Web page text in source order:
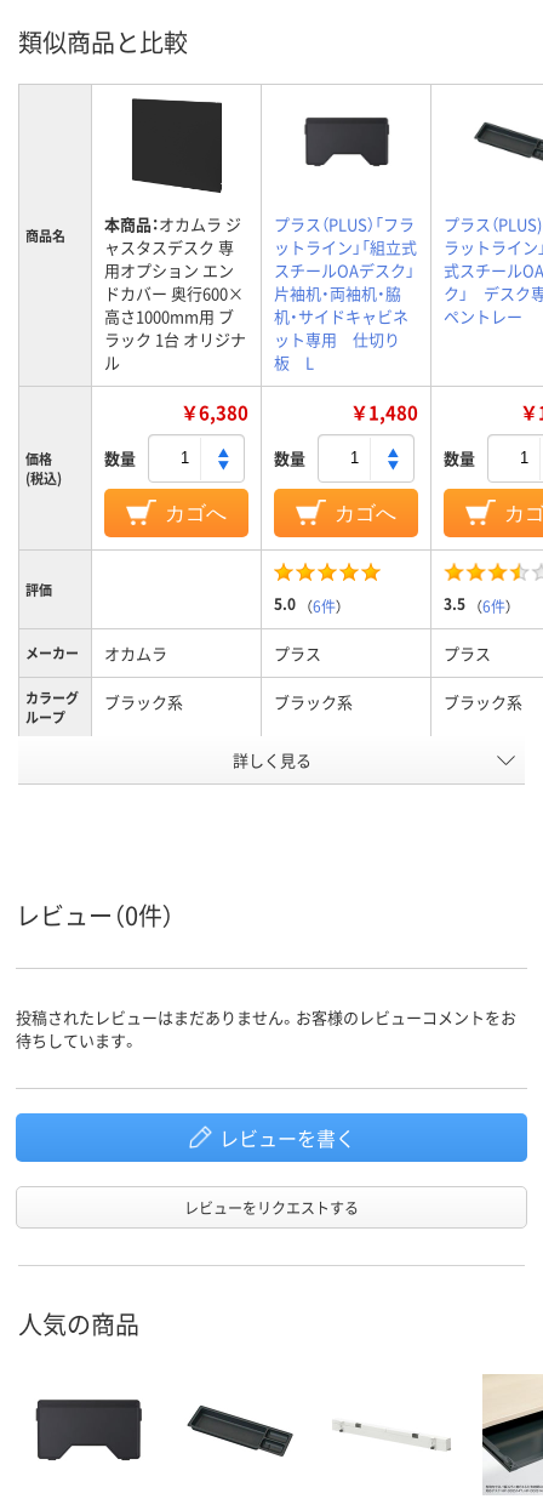
類似商品と比較
商品名 本商品：オカムラ ジ
ャスタスデスク 専
用オプション エン
ドカバー 奥行600×
高さ1000mm用 ブ
ラック 1台 オリジナ
ル
プラス（PLUS）「フラ
ットライン」「組立式
スチールOAデスク」
片袖机・両袖机・脇
机・サイドキャビネ
ット専用 仕切り
板 L
プラス（
ラットライン
式スチール
ク」 デス
ペントレー
価格
(税込)
￥6,380
数量
カゴへ
￥1,480
数量
カゴへ
数量
カ
評価
5.0 （6件） 3.5 （6件）
メーカー オカムラ プラス プラス
カラーグ
ループ
ブラック系 ブラック系 ブラック系
詳しく見る
レビュー（0件）
投稿されたレビューはまだありません。お客様のレビューコメントをお
待ちしています。
レビューを書く
レビューをリクエストする
人気の商品